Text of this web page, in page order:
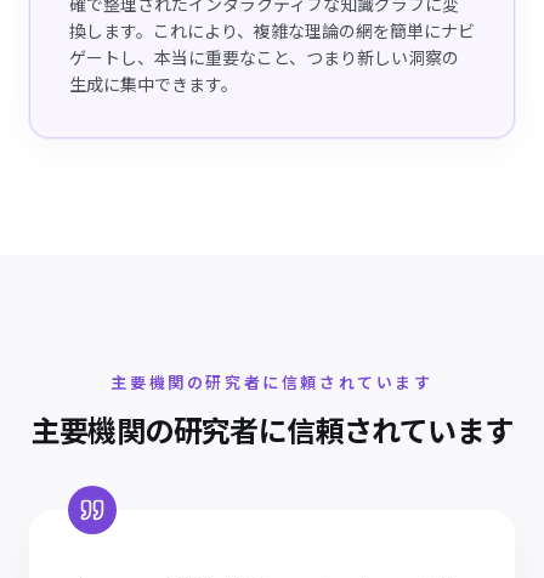
換します。これにより、複雑な理論の網を簡単にナビ
ゲートし、本当に重要なこと、つまり新しい洞察の
生成に集中できます。
主要機関の研究者に信頼されています
主要機関の研究者に信頼されています